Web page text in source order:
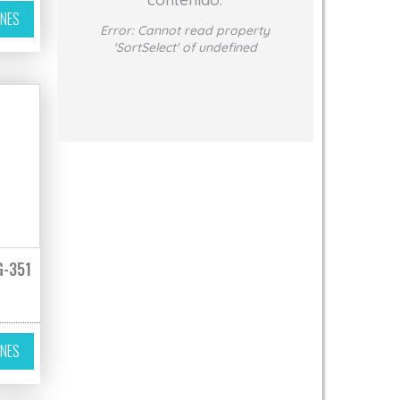
en la página de producto
Las opciones se pueden elegir en la página de producto
351
Este producto tiene múltiples variantes. Las opciones se pueden
Error: Cannot read property
'SortSelect' of undefined